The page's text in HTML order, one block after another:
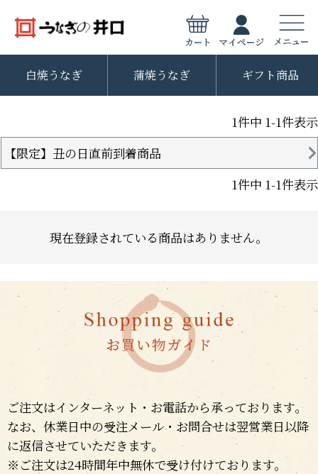
白焼うなぎ 蒲焼うなぎ ギフト商品
1件中 1-1件表示
【限定】丑の日直前到着商品
1件中 1-1件表示
現在登録されている商品はありません。
ご注文はインターネット・お電話から承っております。
なお、休業日中の受注メール・お問合せは翌営業日以降
に返信させていただきます。
※ご注文は24時間年中無休で受け付けております。